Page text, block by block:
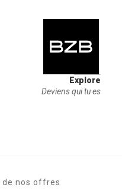
Explore
Deviens qui tu es
de nos offres